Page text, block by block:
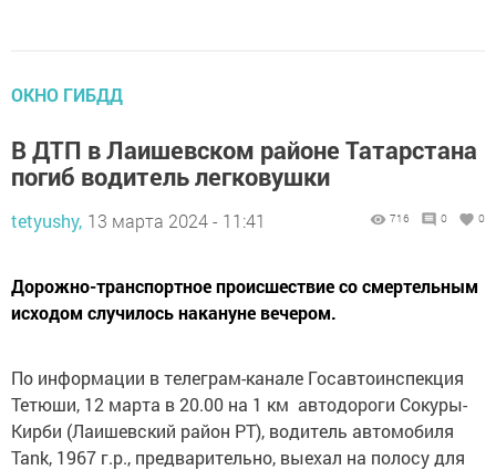
ОКНО ГИБДД
В ДТП в Лаишевском районе Татарстана
погиб водитель легковушки
tetyushy, 13 марта 2024 - 11:41 716 0 0
Дорожно-транспортное происшествие со смертельным
исходом случилось накануне вечером.
По информации в телеграм-канале Госавтоинспекция
Тетюши, 12 марта в 20.00 на 1 км автодороги Сокуры-
Кирби (Лаишевский район РТ), водитель автомобиля
Tank, 1967 г.р., предварительно, выехал на полосу для